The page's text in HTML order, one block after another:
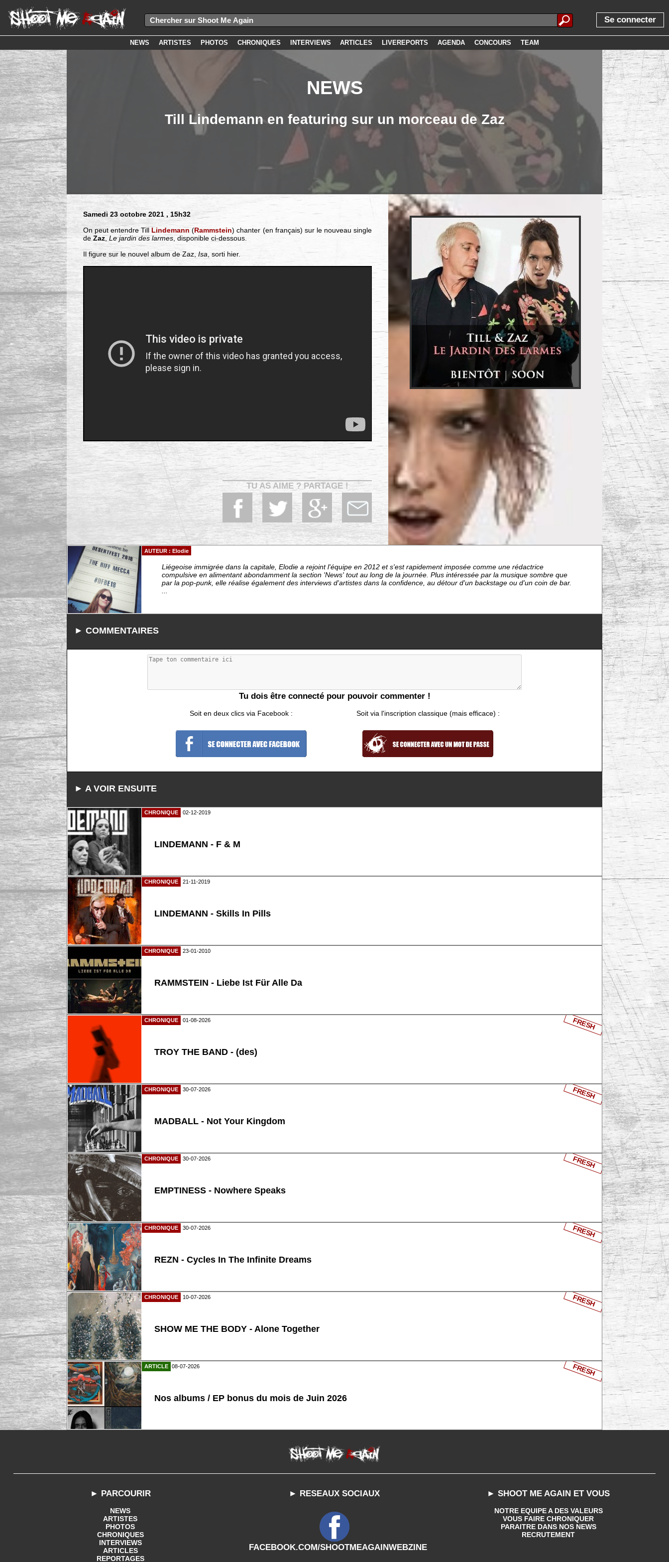
Se connecter
NEWS ARTISTES PHOTOS CHRONIQUES INTERVIEWS ARTICLES LIVEREPORTS AGENDA CONCOURS TEAM
NEWS
Till Lindemann en featuring sur un morceau de Zaz
Samedi 23 octobre 2021 , 15h32
On peut entendre Till Lindemann (Rammstein) chanter (en français) sur le nouveau single
deZaz,Le jardin des larmes, disponible ci-dessous.
Il figure sur le nouvel album de Zaz, Isa, sorti hier.
TU AS AIME ? PARTAGE !
AUTEUR : Elodie
Liégeoise immigrée dans la capitale, Elodie a rejoint l'équipe en 2012 et s'est rapidement imposée comme une rédactrice
compulsive en alimentant abondamment la section 'News' tout au long de la journée. Plus intéressée par la musique sombre que
par la pop-punk, elle réalise également des interviews d'artistes dans la confidence, au détour d'un backstage ou d'un coin de bar.
► COMMENTAIRES
Tu dois être connecté pour pouvoir commenter !
Soit en deux clics via Facebook : Soit via l'inscription classique (mais efficace) :
► A VOIR ENSUITE
CHRONIQUE 02-12-2019
LINDEMANN - F & M
CHRONIQUE 21-11-2019
LINDEMANN - Skills In Pills
CHRONIQUE 23-01-2010
RAMMSTEIN - Liebe Ist Für Alle Da
CHRONIQUE 01-08-2026
TROY THE BAND - (des)
FRESH
CHRONIQUE 30-07-2026
MADBALL - Not Your Kingdom
FRESH
CHRONIQUE 30-07-2026
EMPTINESS - Nowhere Speaks
FRESH
CHRONIQUE 30-07-2026
REZN - Cycles In The Infinite Dreams
FRESH
CHRONIQUE 10-07-2026
SHOW ME THE BODY - Alone Together
FRESH
ARTICLE 08-07-2026
Nos albums / EP bonus du mois de Juin 2026
FRESH
► PARCOURIR
NEWS
ARTISTES
PHOTOS
CHRONIQUES
INTERVIEWS
ARTICLES
REPORTAGES
► RESEAUX SOCIAUX
FACEBOOK.COM/SHOOTMEAGAINWEBZINE
► SHOOT ME AGAIN ET VOUS
NOTRE EQUIPE A DES VALEURS
VOUS FAIRE CHRONIQUER
PARAITRE DANS NOS NEWS
RECRUTEMENT